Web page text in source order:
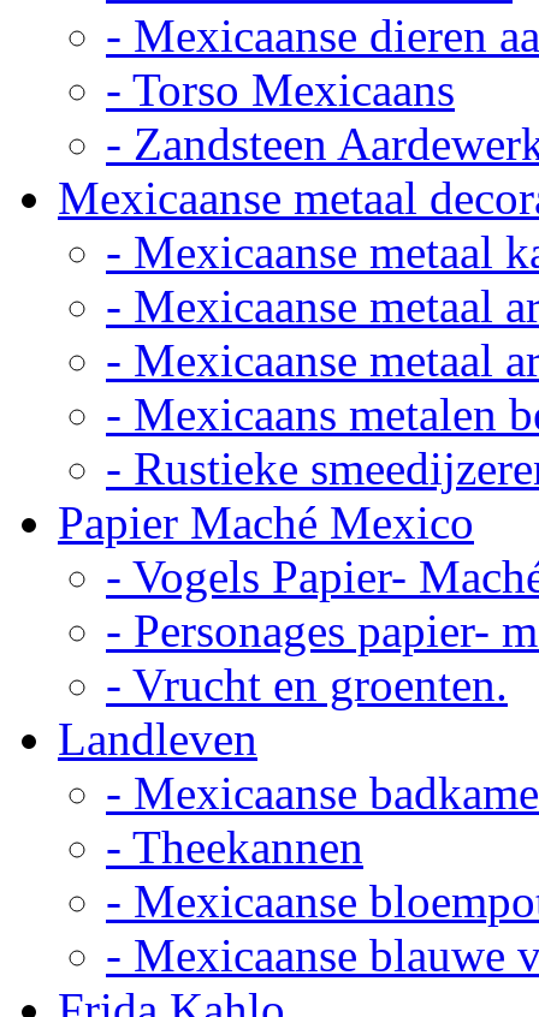
- Mexicaanse dieren
- Torso Mexicaans
- Zandsteen
Mexicaanse metaal
- Mexicaanse metaal
- Mexicaanse metaal
- Mexicaanse metaal
- Mexicaans metalen
- Rustieke
Papier Maché Mexico
- Vogels Papier-
- Personages papier-
- Vrucht en groenten.
Landleven
- Mexicaanse
- Theekannen
- Mexicaanse
- Mexicaanse blauwe